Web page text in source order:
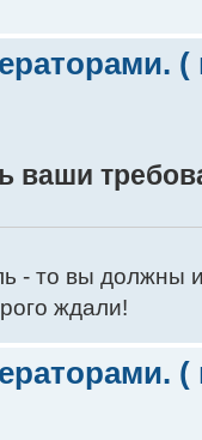
ваши
- то вы должны
ждали!